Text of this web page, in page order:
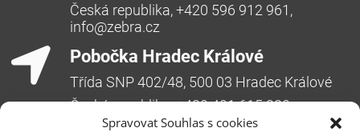
Spravovat Souhlas s cookies
Česká republika, +420 596 912 961,
info@zebra.cz
Pobočka Hradec Králové
Třída SNP 402/48, 500 03 Hradec Králové
Česká republika, +420 491 615 380,
pobockaHK@zebra.cz